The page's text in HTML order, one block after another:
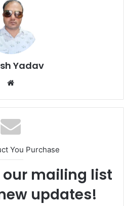
Yadav
b
s
i
e
You Purchase
our mailing list
updates!